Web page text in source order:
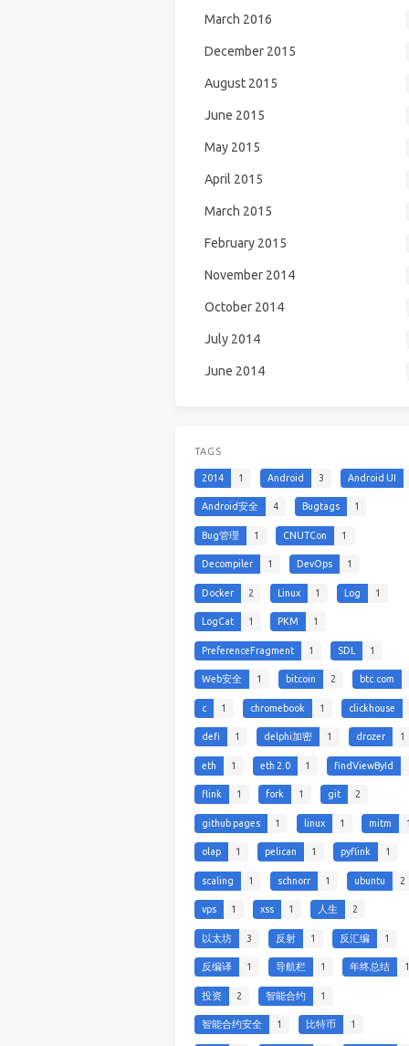
March 2016
December 2015
August 2015
June 2015
May 2015
April 2015
March 2015
February 2015
November 2014
October 2014
July 2014
June 2014
TAGS
2014 1 Android 3 Android UI
Android安全 4 Bugtags 1
Bug管理 1 CNUTCon 1
Decompiler 1 DevOps 1
Docker 2 Linux 1 Log 1
LogCat 1 PKM 1
PreferenceFragment 1 SDL 1
Web安全 1 bitcoin 2 btc.com
c 1 chromebook 1 clickhouse
defi 1 delphi加密 1 drozer 1
eth 1 eth 2.0 1 findViewById
flink 1 fork 1 git 2
github pages 1 linux 1 mitm 1
olap 1 pelican 1 pyflink 1
scaling 1 schnorr 1 ubuntu 2
vps 1 xss 1 人生 2
以太坊 3 反射 1 反汇编 1
反编译 1 导航栏 1 年终总结 1
投资 2 智能合约 1
智能合约安全 1 比特币 1